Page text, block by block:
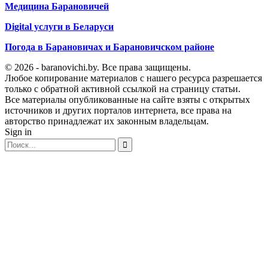
Медицина Барановичей
Digital услуги в Беларуси
Погода в Барановичах и Барановичском районе
© 2026 - baranovichi.by. Все права защищены.
Любое копирование материалов с нашего ресурса разрешается
только с обратной активной ссылкой на страницу статьи.
Все материалы опубликованные на сайте взяты с открытых
источников и других порталов интернета, все права на
авторство принадлежат их законным владельцам.
Sign in